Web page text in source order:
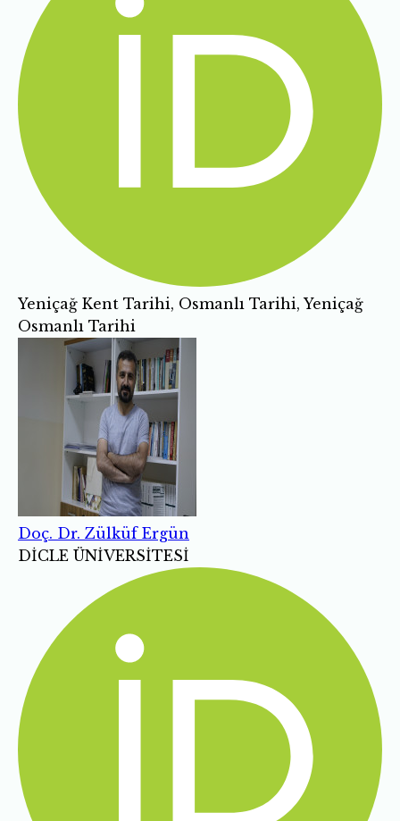
Yeniçağ Kent Tarihi, Osmanlı Tarihi, Yeniçağ
Osmanlı Tarihi
Doç. Dr. Zülküf Ergün
DİCLE ÜNİVERSİTESİ